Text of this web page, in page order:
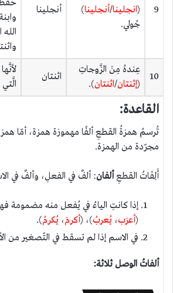
9
(انجلينا/أنجلينا)
جُولي.
أنجلينا
10
عِندهُ مِنَ الزَّوجاتِ
(إثنتان/اثنتان).
اثنتان
القاعدة:
تُرسمُ همزةُ القطعِ ألفًا مهموزة همزة، أمّا
مجرّدة من الهمزة.
أَلِفَاتُ القطعِ ألفان: ألفٌ في الفعلِ، وألفٌ في
إذا كانتِ الياءُ في يُفعل منه مضمومة
(أعرَب، يُعربُ)، (أكرمَ، يُكرمُ).
في الاسم إذا لم تسقط في التّصغير من
ألفاتُ الوصل ثلاثة: